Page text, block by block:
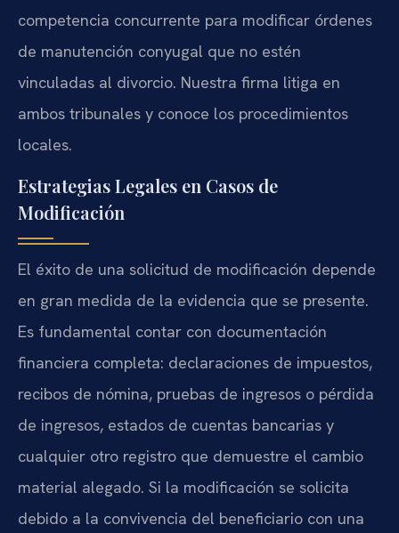
competencia concurrente para modificar órdenes
de manutención conyugal que no estén
vinculadas al divorcio. Nuestra firma litiga en
ambos tribunales y conoce los procedimientos
locales.
Estrategias Legales en Casos de
Modificación
El éxito de una solicitud de modificación depende
en gran medida de la evidencia que se presente.
Es fundamental contar con documentación
financiera completa: declaraciones de impuestos,
recibos de nómina, pruebas de ingresos o pérdida
de ingresos, estados de cuentas bancarias y
cualquier otro registro que demuestre el cambio
material alegado. Si la modificación se solicita
debido a la convivencia del beneficiario con una